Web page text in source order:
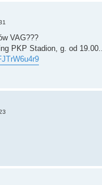
VAG???
PKP Stadion, g. od